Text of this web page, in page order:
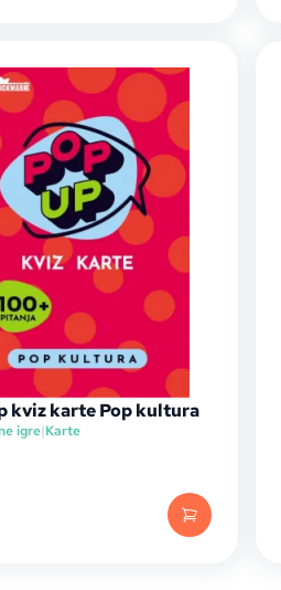
kviz karte Pop kultura
igre|Karte